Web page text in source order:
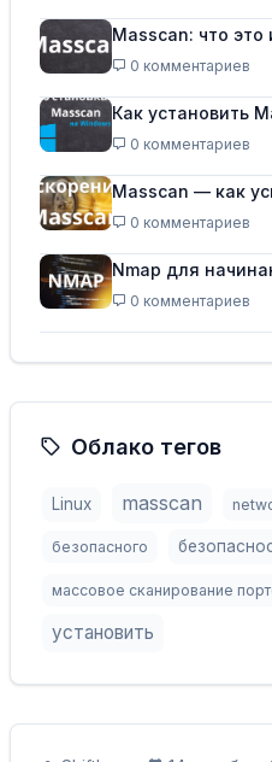
Masscan: что
0 комментариев
Как установить
0 комментариев
Masscan — как
0 комментариев
Nmap для
0 комментариев
Облако тегов
Linux masscan
безопасного
массовое сканирование
установить